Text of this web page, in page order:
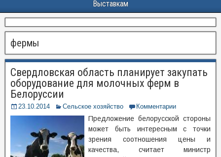
Выставкам
фермы
Свердловская область планирует закупать
оборудование для молочных ферм в
Белоруссии
23.10.2014 Сельское хозяйство Комментарии
Предложение белорусской стороны
может быть интересным с точки
зрения соотношения цены и
качества, считает министр